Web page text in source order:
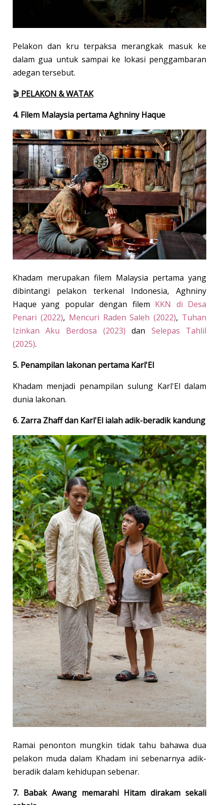
Pelakon dan kru terpaksa merangkak masuk ke
dalam gua untuk sampai ke lokasi penggambaran
adegan tersebut.
🎬PELAKON & WATAK
4. Filem Malaysia pertama Aghniny Haque
Khadam merupakan filem Malaysia pertama yang
dibintangi pelakon terkenal Indonesia, Aghniny
Haque yang popular dengan filem KKN di Desa
Penari (2022), Mencuri Raden Saleh (2022), Tuhan
Izinkan Aku Berdosa (2023) dan Selepas Tahlil
(2025).
5. Penampilan lakonan pertama Karl'El
Khadam menjadi penampilan sulung Karl'El dalam
dunia lakonan.
6. Zarra Zhaff dan Karl'El ialah adik-beradik kandung
Ramai penonton mungkin tidak tahu bahawa dua
pelakon muda dalam Khadam ini sebenarnya adik-
beradik dalam kehidupan sebenar.
7. Babak Awang memarahi Hitam dirakam sekali